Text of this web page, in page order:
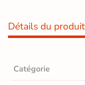
Détails du produit
Catégorie